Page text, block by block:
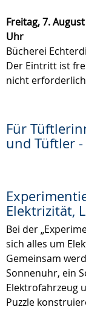
Freitag, 7.
Uhr
Bücherei
Der Eintritt ist
nicht
Für
und Tüftler -
Elektrizität,
Bei der
sich alles um
Gemeinsam
Sonnenuhr, ein
Elektrofahrzeug
Puzzle